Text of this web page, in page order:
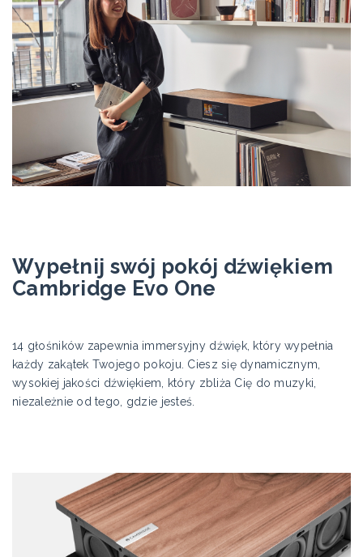
Wypełnij swój pokój dźwiękiem
Cambridge Evo One
14 głośników zapewnia immersyjny dźwięk, który wypełnia
każdy zakątek Twojego pokoju. Ciesz się dynamicznym,
wysokiej jakości dźwiękiem, który zbliża Cię do muzyki,
niezależnie od tego, gdzie jesteś.